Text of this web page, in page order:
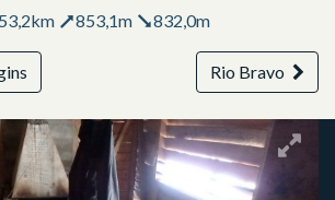
53,2km 853,1m 832,0m
Rio Bravo